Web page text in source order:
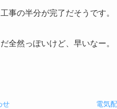
事の半分が完了だそうです。
全然っぽいけど、早いなー。
せ
電気